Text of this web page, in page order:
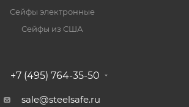
Сейфы электронные
Сейфы из США
+7 (495) 764-35-50
sale@steelsafe.ru